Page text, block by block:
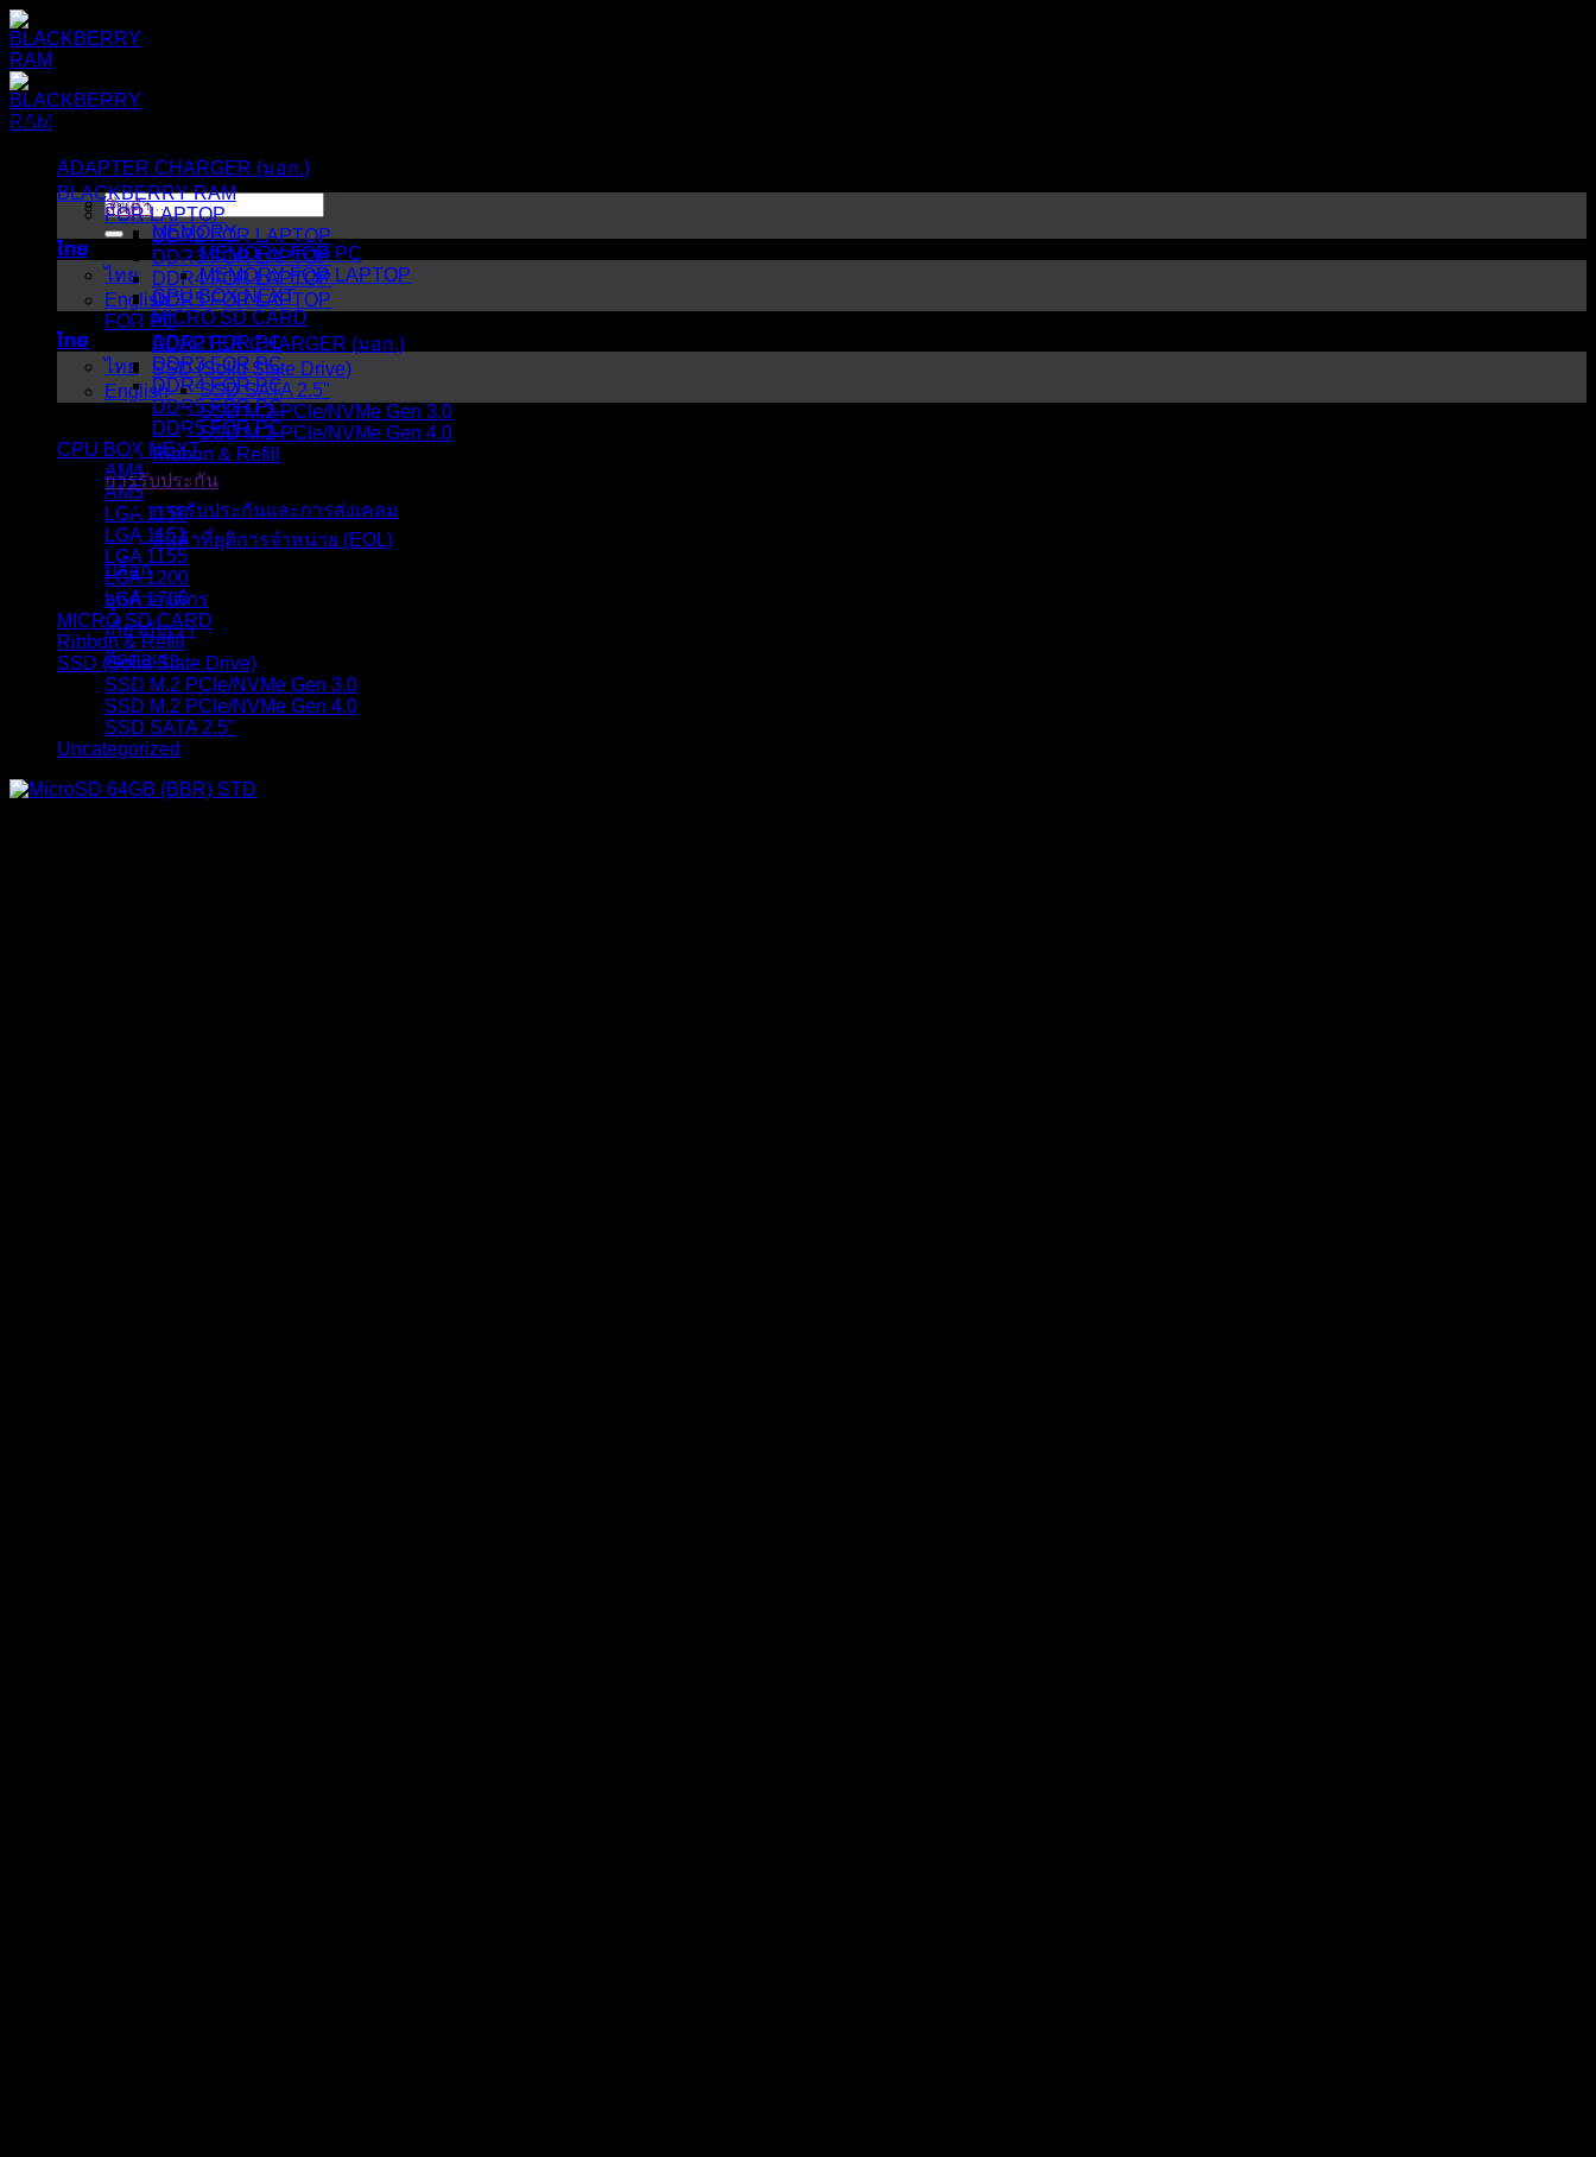
ข้าม
ไป
ยัง
เนื้อหา
สินค้า
MEMORY
MEMORY FOR PC
MEMORY FOR LAPTOP
CPU BOX NEXT
MICRO SD CARD
ADAPTER CHARGER (มอก.)
SSD (Solid State Drive)
SSD SATA 2.5"
SSD M.2 PCIe/NVMe Gen 3.0
SSD M.2 PCIe/NVMe Gen 4.0
Ribbon & Refill
การรับประกัน
การรับประกันและการส่งเคลม
สินค้าที่ยุติการจำหน่าย (EOL)
บล็อก
ลูกค้าองค์กร
เกี่ยวกับเรา
ติดต่อเรา
ค้นหา:
ไทย
ไทย
English
ไทย
ไทย
English
หมวดหมู่สินค้า
ADAPTER CHARGER (มอก.)
BLACKBERRY RAM
FOR LAPTOP
DDR2 FOR LAPTOP
DDR3 FOR LAPTOP
DDR4 FOR LAPTOP
DDR5 FOR LAPTOP
FOR PC
DDR2 FOR PC
DDR3 FOR PC
DDR4 FOR PC
DDR5 FOR PC
DDR5 FOR PC
CPU BOX NEXT
AM4
AM5
LGA 1150
LGA 1151
LGA 1155
LGA 1200
LGA 1700
MICRO SD CARD
Ribbon & Refill
SSD (Solid State Drive)
SSD M.2 PCIe/NVMe Gen 3.0
SSD M.2 PCIe/NVMe Gen 4.0
SSD SATA 2.5"
Uncategorized